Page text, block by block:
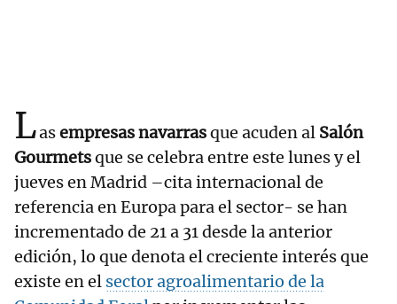
Lasempresas navarrasque acuden al Salón
Gourmetsque se celebra entre este lunes y el
jueves en Madrid –cita internacional de
referencia en Europa para el sector- se han
incrementado de 21 a 31 desde la anterior
edición, lo que denota el creciente interés que
existe en el sector agroalimentario de la